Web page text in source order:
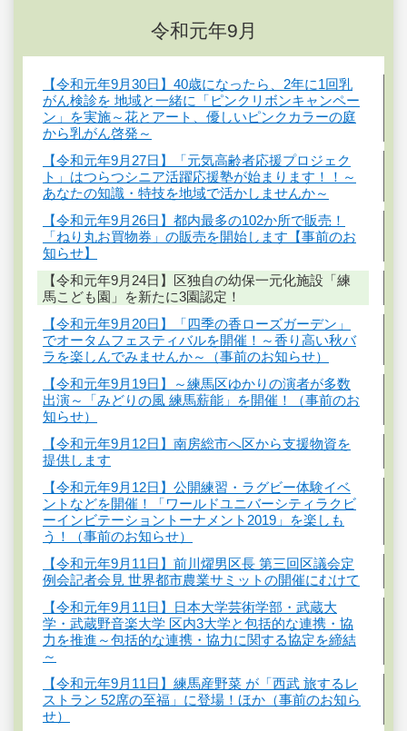
令和元年9月
【令和元年9月30日】40歳になったら、2年に1回乳
がん検診を 地域と一緒に「ピンクリボンキャンペー
ン」を実施～花とアート、優しいピンクカラーの庭
から乳がん啓発～
【令和元年9月27日】「元気高齢者応援プロジェク
ト」はつらつシニア活躍応援塾が始まります！！～
あなたの知識・特技を地域で活かしませんか～
【令和元年9月26日】都内最多の102か所で販売！
「ねり丸お買物券」の販売を開始します【事前のお
知らせ】
【令和元年9月24日】区独自の幼保一元化施設「練
馬こども園」を新たに3園認定！
【令和元年9月20日】「四季の香ローズガーデン」
でオータムフェスティバルを開催！～香り高い秋バ
ラを楽しんでみませんか～（事前のお知らせ）
【令和元年9月19日】～練馬区ゆかりの演者が多数
出演～「みどりの風 練馬薪能」を開催！（事前のお
知らせ）
【令和元年9月12日】南房総市へ区から支援物資を
提供します
【令和元年9月12日】公開練習・ラグビー体験イベ
ントなどを開催！「ワールドユニバーシティラクビ
ーインビテーショントーナメント2019」を楽しも
う！（事前のお知らせ）
【令和元年9月11日】前川燿男区長 第三回区議会定
例会記者会見 世界都市農業サミットの開催にむけて
【令和元年9月11日】日本大学芸術学部・武蔵大
学・武蔵野音楽大学 区内3大学と包括的な連携・協
力を推進～包括的な連携・協力に関する協定を締結
～
【令和元年9月11日】練馬産野菜 が「西武 旅するレ
ストラン 52席の至福」に登場！ほか（事前のお知ら
せ）